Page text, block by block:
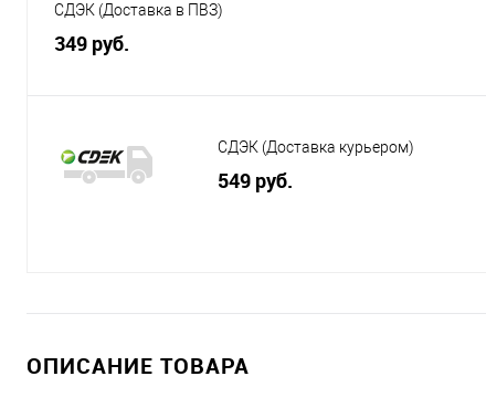
СДЭК (Доставка в ПВЗ)
349 руб.
СДЭК (Доставка курьером)
549 руб.
ОПИСАНИЕ ТОВАРА